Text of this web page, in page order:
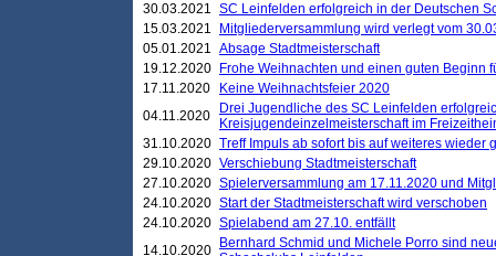
30.03.2021 SC Leinfelden erfolgreich in der Deutschen
15.03.2021
Mitgliederversammlung wird verlegt vom
05.01.2021 Absage Stadtmeisterschaft
19.12.2020
Frohe Weihnachten und einen guten Beginn
17.11.2020
Keine Weihnachtsfeier 2020
04.11.2020
Drei Jugendliche des SC Leinfelden
Kreisjugendeinzelmeisterschaft im
31.10.2020 Treff Impuls ab sofort bis auf weiteres wieder
29.10.2020 Verschiebung Stadtmeisterschaft
27.10.2020 Spielerversammlung am 17.11.2020 und
24.10.2020 Start der Stadtmeisterschaft wird verschoben
24.10.2020 Spielabend am 27.10. entfällt
14.10.2020
Bernhard Schmid und Michele Porro sind